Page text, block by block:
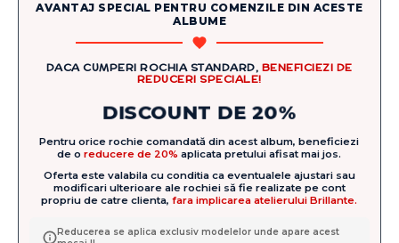
AVANTAJ SPECIAL PENTRU COMENZILE DIN ACESTE
ALBUME
DACA CUMPERI ROCHIA STANDARD, BENEFICIEZI DE
REDUCERI SPECIALE!
DISCOUNT DE 20%
Pentru orice rochie comandată din acest album, beneficiezi
de oreducere de 20% aplicata pretului afisat mai jos.
Oferta este valabila cu conditia ca eventualele ajustari sau
modificari ulterioare ale rochiei să fie realizate pe cont
propriu de catre clienta,fara implicarea atelierului Brillante.
Reducerea se aplica exclusiv modelelor unde apare acest